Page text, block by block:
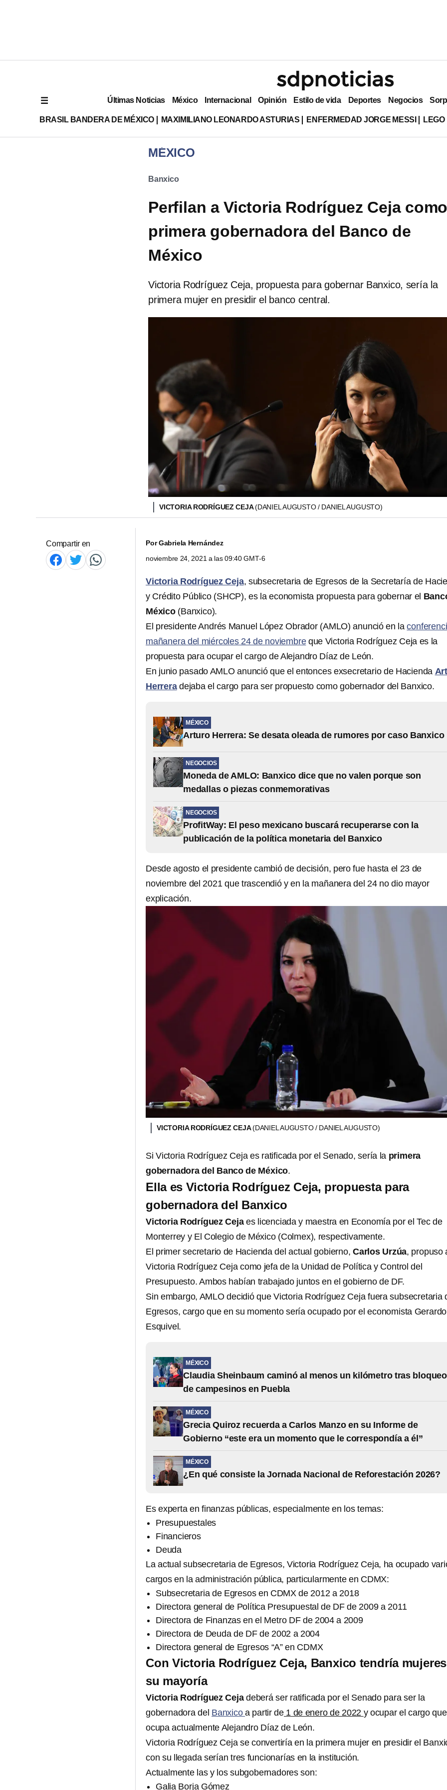
Últimas Noticias México Internacional Opinión Estilo de vida Deportes Negocios
BRASIL BANDERA DE MÉXICO MAXIMILIANO LEONARDO ASTURIAS ENFERMEDAD JORGE MESSI
MÉXICO
Banxico
Perfilan a Victoria Rodríguez Ceja
primera gobernadora del Banco de
México
Victoria Rodríguez Ceja, propuesta para gobernar Banxico, sería la
primera mujer en presidir el banco central.
VICTORIA RODRÍGUEZ CEJA(DANIEL AUGUSTO / DANIEL AUGUSTO)
Compartir en PorGabriela Hernández
noviembre 24, 2021 a las 09:40 GMT-6
Victoria Rodríguez Ceja, subsecretaria de Egresos de la Secretaría de
y Crédito Público (SHCP), es la economista propuesta para gobernar el
México (Banxico).
El presidente Andrés Manuel López Obrador (AMLO) anunció en la
mañanera del miércoles 24 de noviembreque Victoria Rodríguez Ceja es la
propuesta para ocupar el cargo de Alejandro Díaz de León.
En junio pasado AMLO anunció que el entonces exsecretario de Hacienda
Herrera dejaba el cargo para ser propuesto como gobernador del Banxico.
MÉXICO
Arturo Herrera: Se desata oleada de rumores por caso Banxico
NEGOCIOS
Moneda de AMLO: Banxico dice que no valen porque son
medallas o piezas conmemorativas
NEGOCIOS
ProfitWay: El peso mexicano buscará recuperarse con la
publicación de la política monetaria del Banxico
Desde agosto el presidente cambió de decisión, pero fue hasta el 23 de
noviembre del 2021 que trascendió y en la mañanera del 24 no dio mayor
explicación.
VICTORIA RODRÍGUEZ CEJA(DANIEL AUGUSTO / DANIEL AUGUSTO)
Si Victoria Rodríguez Ceja es ratificada por el Senado, sería la primera
gobernadora del Banco de México.
Ella es Victoria Rodríguez Ceja, propuesta para
gobernadora del Banxico
Victoria Rodríguez Cejaes licenciada y maestra en Economía por el Tec de
Monterrey y El Colegio de México (Colmex), respectivamente.
El primer secretario de Hacienda del actual gobierno, Carlos Urzúa, propuso
Victoria Rodríguez Ceja como jefa de la Unidad de Política y Control del
Presupuesto. Ambos habían trabajado juntos en el gobierno de DF.
Sin embargo, AMLO decidió que Victoria Rodríguez Ceja fuera subsecretaria
Egresos, cargo que en su momento sería ocupado por el economista Gerardo
Esquivel.
MÉXICO
Claudia Sheinbaum caminó al menos un kilómetro tras bloqueo
de campesinos en Puebla
MÉXICO
Grecia Quiroz recuerda a Carlos Manzo en su Informe de
Gobierno “este era un momento que le correspondía a él”
MÉXICO
¿En qué consiste la Jornada Nacional de Reforestación 2026?
Es experta en finanzas públicas, especialmente en los temas:
Presupuestales
Financieros
Deuda
La actual subsecretaria de Egresos, Victoria Rodríguez Ceja, ha ocupado
cargos en la administración pública, particularmente en CDMX:
Subsecretaria de Egresos en CDMX de 2012 a 2018
Directora general de Política Presupuestal de DF de 2009 a 2011
Directora de Finanzas en el Metro DF de 2004 a 2009
Directora de Deuda de DF de 2002 a 2004
Directora general de Egresos “A” en CDMX
Con Victoria Rodríguez Ceja, Banxico tendría
su mayoría
Victoria Rodríguez Cejadeberá ser ratificada por el Senado para ser la
gobernadora del Banxicoa partir de 1 de enero de 2022 y ocupar el cargo que
ocupa actualmente Alejandro Díaz de León.
Victoria Rodríguez Ceja se convertiría en la primera mujer en presidir el
con su llegada serían tres funcionarías en la institución.
Actualmente las y los subgobernadores son:
Galia Borja Gómez